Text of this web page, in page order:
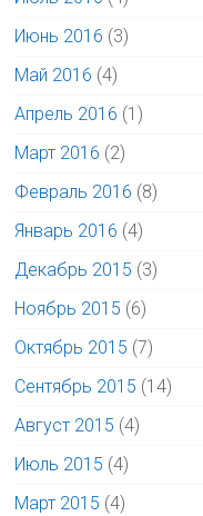
Июнь 2016 (3)
Май 2016 (4)
Апрель 2016 (1)
Март 2016 (2)
Февраль 2016 (8)
Январь 2016 (4)
Декабрь 2015 (3)
Ноябрь 2015 (6)
Октябрь 2015 (7)
Сентябрь 2015 (14)
Август 2015 (4)
Июль 2015 (4)
Март 2015 (4)